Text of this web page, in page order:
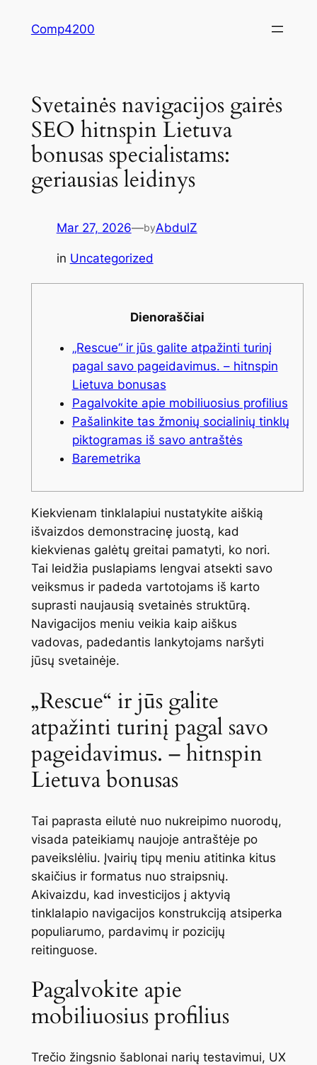
Comp4200
Svetainės navigacijos gairės
SEO hitnspin Lietuva
bonusas specialistams:
geriausias leidinys
Mar 27, 2026—byAbdulZ
in Uncategorized
Dienoraščiai
„Rescue“ ir jūs galite atpažinti turinį
pagal savo pageidavimus. – hitnspin
Lietuva bonusas
Pagalvokite apie mobiliuosius profilius
Pašalinkite tas žmonių socialinių tinklų
piktogramas iš savo antraštės
Baremetrika
Kiekvienam tinklalapiui nustatykite aiškią
išvaizdos demonstracinę juostą, kad
kiekvienas galėtų greitai pamatyti, ko nori.
Tai leidžia puslapiams lengvai atsekti savo
veiksmus ir padeda vartotojams iš karto
suprasti naujausią svetainės struktūrą.
Navigacijos meniu veikia kaip aiškus
vadovas, padedantis lankytojams naršyti
jūsų svetainėje.
„Rescue“ ir jūs galite
atpažinti turinį pagal savo
pageidavimus. – hitnspin
Lietuva bonusas
Tai paprasta eilutė nuo nukreipimo nuorodų,
visada pateikiamų naujoje antraštėje po
paveikslėliu. Įvairių tipų meniu atitinka kitus
skaičius ir formatus nuo straipsnių.
Akivaizdu, kad investicijos į aktyvią
tinklalapio navigacijos konstrukciją atsiperka
populiarumo, pardavimų ir pozicijų
reitinguose.
Pagalvokite apie
mobiliuosius profilius
Trečio žingsnio šablonai narių testavimui, UX